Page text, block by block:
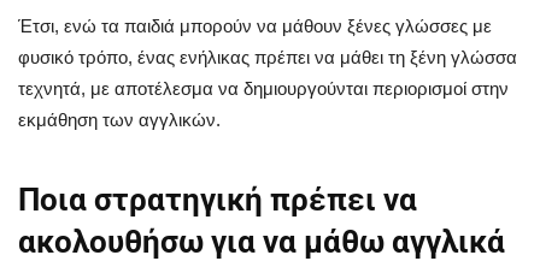
Έτσι, ενώ τα παιδιά μπορούν να μάθουν ξένες γλώσσες με
φυσικό τρόπο, ένας ενήλικας πρέπει να μάθει τη ξένη γλώσσα
τεχνητά, με αποτέλεσμα να δημιουργούνται περιορισμοί στην
εκμάθηση των αγγλικών.
Ποια στρατηγική πρέπει να
ακολουθήσω για να μάθω αγγλικά